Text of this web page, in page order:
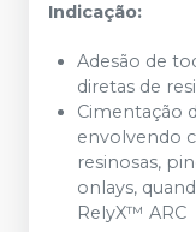
Indicação:
Adesão de
diretas de
Cimentação
envolvendo
resinosas,
onlays,
RelyX™ ARC